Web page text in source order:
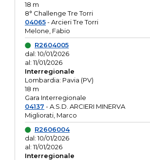
18 m
8° Challenge Tre Torri
04065- Arcieri Tre Torri
Melone, Fabio
R2604005
dal: 10/01/2026
al: 11/01/2026
Interregionale
Lombardia: Pavia (PV)
18 m
Gara Interregionale
04137 - A.S.D. ARCIERI MINERVA
Migliorati, Marco
R2606004
dal: 10/01/2026
al: 11/01/2026
Interregionale